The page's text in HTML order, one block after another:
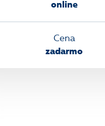
online
Cena
zadarmo